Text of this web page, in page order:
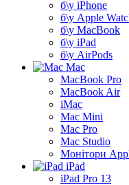
б\у iPhone
б\у Apple
б\у MacBook
б\у iPad
б\у AirPods
Mac
MacBook Pro
MacBook Air
iMac
Mac Mini
Mac Pro
Mac Studio
Монітори
iPad
iPad Pro 13